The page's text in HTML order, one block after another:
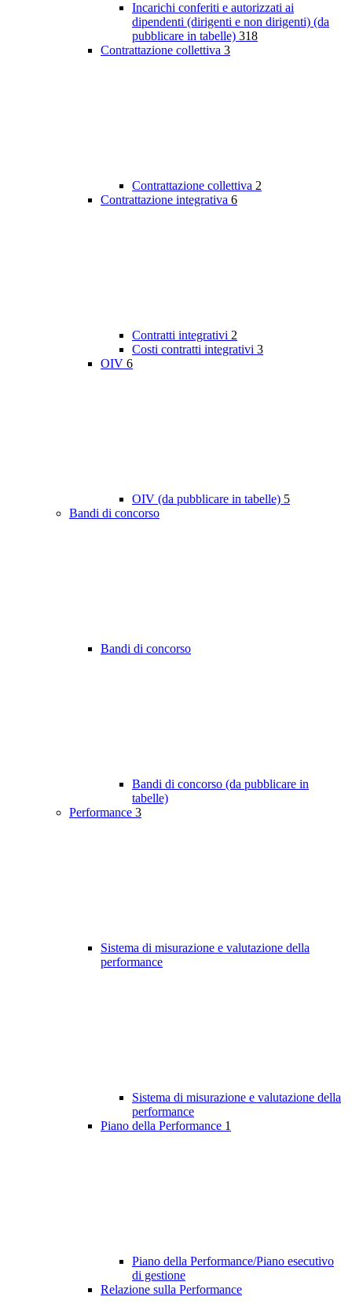
Incarichi conferiti e autorizzati ai
dipendenti (dirigenti e non dirigenti) (da
pubblicare in tabelle) 318
Contrattazione collettiva 3
Contrattazione collettiva 2
Contrattazione integrativa 6
Contratti integrativi 2
Costi contratti integrativi 3
OIV 6
OIV (da pubblicare in tabelle) 5
Bandi di concorso
Bandi di concorso
Bandi di concorso (da pubblicare in
tabelle)
Performance 3
Sistema di misurazione e valutazione della
performance
Sistema di misurazione e valutazione della
performance
Piano della Performance 1
Piano della Performance/Piano esecutivo
di gestione
Relazione sulla Performance